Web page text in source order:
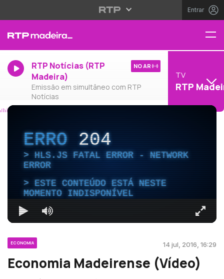
Entrar
RTP Notícias (RTP
Madeira)
Emissão em simultâneo com RTP
Notícias
NO AR
TV
RTP
ERRO204
HLS.JS FATAL ERROR - NETWORK
ERROR
ESTE CONTEÚDO ESTÁ NESTE
MOMENTO INDISPONÍVEL
ECONOMIA 14 jul, 2016, 16:29
Economia Madeirense (Vídeo)